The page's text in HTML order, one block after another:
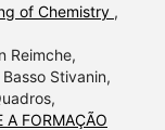
of Chemistry ,
Reimche,
Stivanin,
A FORMAÇÃO